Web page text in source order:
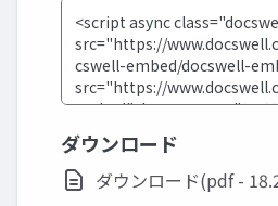
ダウンロード
ダウンロード(pdf -